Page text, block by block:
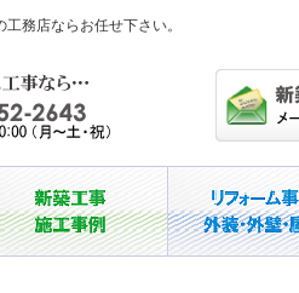
務店ならお任せ下さい。